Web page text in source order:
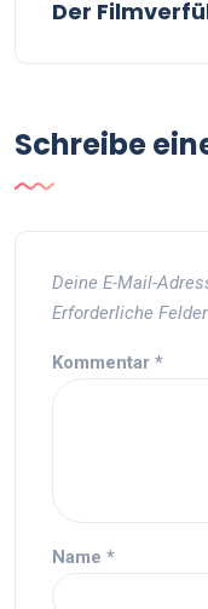
Der
Schreibe
Deine E-Mail-
Erforderliche
Kommentar *
Name *